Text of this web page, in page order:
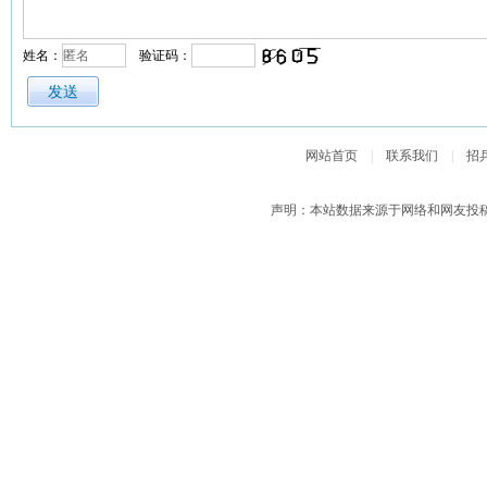
姓名： 验证码：
网站首页 联系我们 招
声明：本站数据来源于网络和网友投